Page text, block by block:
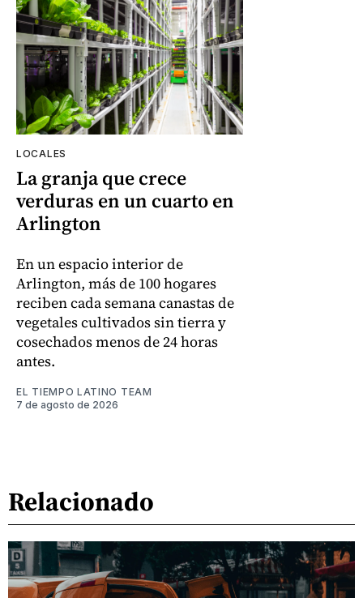
LOCALES
La granja que crece
verduras en un cuarto en
Arlington
En un espacio interior de
Arlington, más de 100 hogares
reciben cada semana canastas de
vegetales cultivados sin tierra y
cosechados menos de 24 horas
antes.
EL TIEMPO LATINO TEAM
7 de agosto de 2026
Relacionado